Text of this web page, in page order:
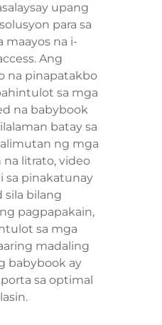
upang
para sa
na i-
Ang
na pinapatakbo
sa mga
na babybook
batay sa
ng mga
litrato, video
sa pinakatunay
sila bilang
pagpapakain,
sa mga
madaling
babybook ay
sa optimal